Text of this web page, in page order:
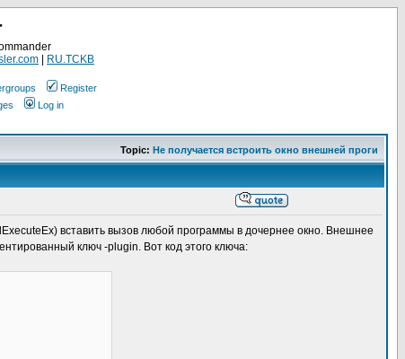
RU.TCKB
Register
Log in
Topic: Не получается встроить окно внешней проги
вставить вызов любой программы в дочернее окно. Внешнее
ключ -plugin. Вот код этого ключа: